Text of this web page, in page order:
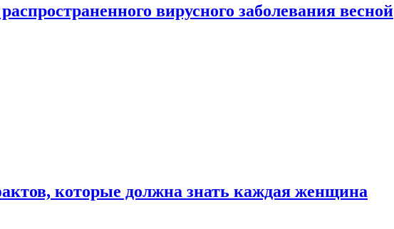
вирусного заболевания весной
которые должна знать каждая женщина